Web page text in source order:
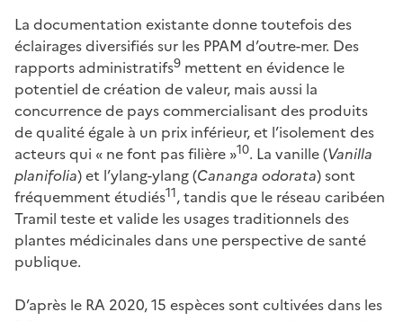
La documentation existante donne toutefois des
éclairages diversifiés sur les PPAM d’outre-mer. Des
rapports administratifs9 mettent en évidence le
potentiel de création de valeur, mais aussi la
concurrence de pays commercialisant des produits
de qualité égale à un prix inférieur, et l’isolement des
acteurs qui « ne font pas filière »10. La vanille (Vanilla
planifolia) et l’ylang-ylang (Cananga odorata) sont
fréquemment étudiés11, tandis que le réseau caribéen
Tramil teste et valide les usages traditionnels des
plantes médicinales dans une perspective de santé
publique.
D’après le RA 2020, 15 espèces sont cultivées dans les